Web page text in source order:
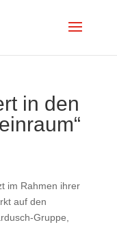
in den
im Rahmen ihrer
auf den
Gruppe,